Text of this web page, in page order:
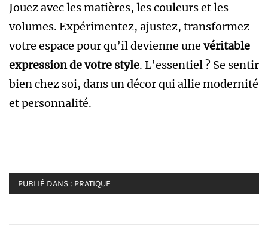
Jouez avec les matières, les couleurs et les
volumes. Expérimentez, ajustez, transformez
votre espace pour qu’il devienne une véritable
expression de votre style. L’essentiel ? Se sentir
bien chez soi, dans un décor qui allie modernité
et personnalité.
PUBLIÉ DANS : PRATIQUE